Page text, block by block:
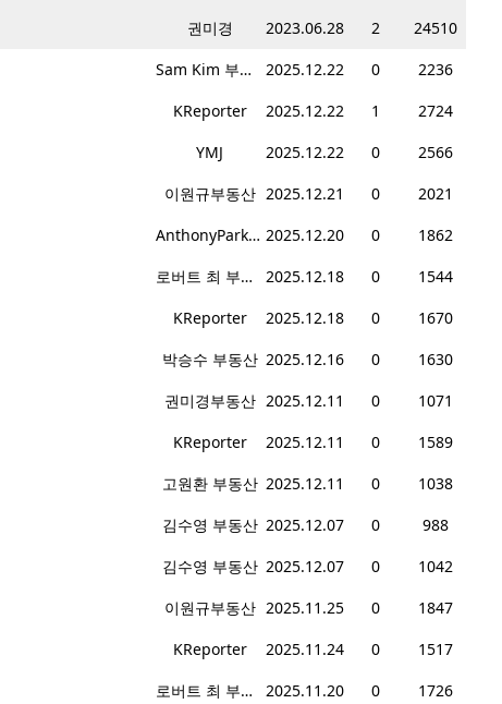
권미경 2023.06.28 2
24510
Sam Kim 부동산 2025.12.22 0
2236
KReporter 2025.12.22 1
2724
YMJ 2025.12.22 0
2566
이원규부동산 2025.12.21 0
2021
AnthonyPark부동산 2025.12.20 0
1862
로버트 최 부동산 2025.12.18 0
1544
KReporter 2025.12.18 0
1670
박승수 부동산 2025.12.16 0
1630
권미경부동산 2025.12.11 0
1071
KReporter 2025.12.11 0
1589
고원환 부동산 2025.12.11 0
1038
김수영 부동산 2025.12.07 0
988
김수영 부동산 2025.12.07 0
1042
이원규부동산 2025.11.25 0
1847
KReporter 2025.11.24 0
1517
로버트 최 부동산 2025.11.20 0
1726